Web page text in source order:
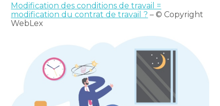
Modification des conditions de travail =
modification du contrat de travail ? – © Copyright
WebLex